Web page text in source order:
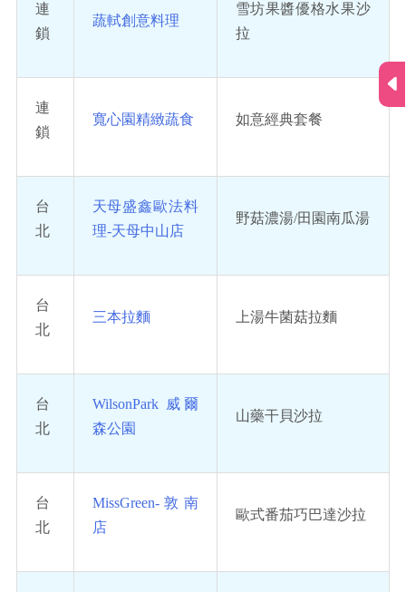
連
鎖
蔬軾創意料理
雪坊果醬優格水果沙
拉
連
鎖
寬心園精緻蔬食 如意經典套餐
台
北
天母盛鑫歐法料
理-天母中山店
野菇濃湯/田園南瓜湯
台
北
三本拉麵 上湯牛菌菇拉麵
台
北
WilsonPark 威爾
森公園
山藥干貝沙拉
台
北
MissGreen-敦南
店
歐式番茄巧巴達沙拉